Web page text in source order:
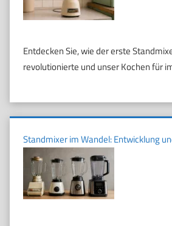
Entdecken Sie, wie der erste
revolutionierte und unser Kochen für
Standmixer im Wandel: Entwicklung